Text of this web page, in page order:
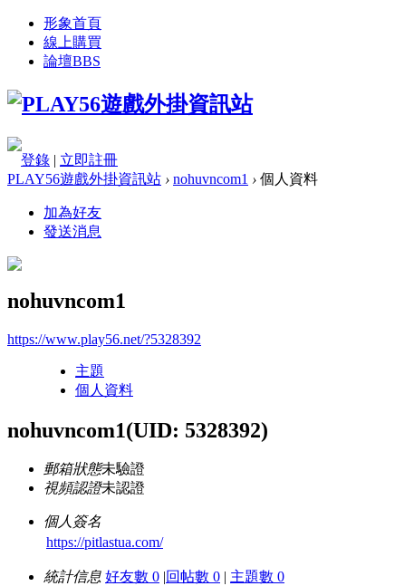
形象首頁
線上購買
論壇BBS
登錄 | 立即註冊
PLAY56遊戲外掛資訊站 › nohuvncom1 › 個人資料
加為好友
發送消息
nohuvncom1
https://www.play56.net/?5328392
主題
個人資料
nohuvncom1(UID: 5328392)
郵箱狀態未驗證
視頻認證未認證
個人簽名
https://pitlastua.com/
統計信息 好友數 0 |回帖數 0 | 主題數 0